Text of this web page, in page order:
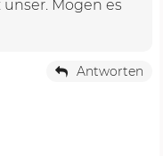
Mögen es
Antworten